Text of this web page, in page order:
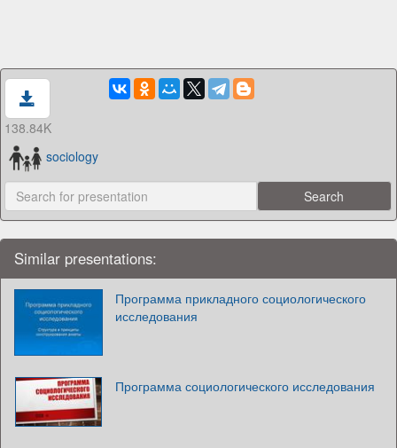
138.84K
sociology
Similar presentations:
Программа прикладного социологического
исследования
Программа социологического исследования